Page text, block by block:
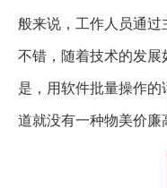
般来说，工作人员通
不错，随着技术的发
是，用软件批量操作
道就没有一种物美价廉